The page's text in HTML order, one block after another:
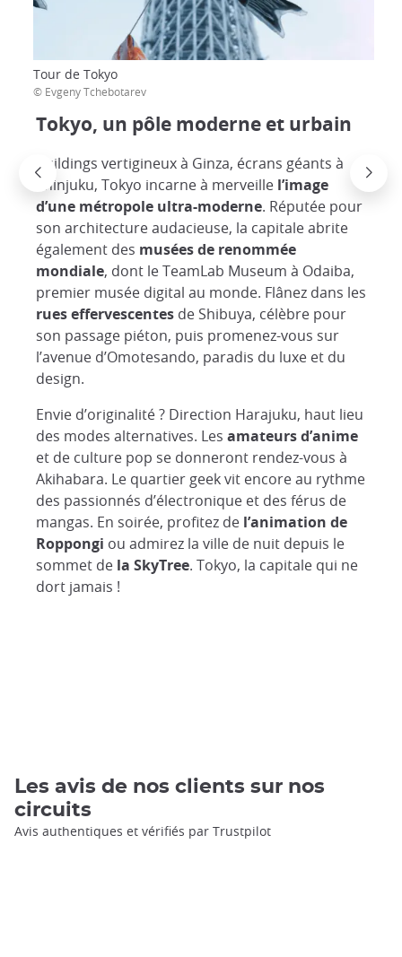
Tour de Tokyo
© Evgeny Tchebotarev
Tokyo, un pôle moderne et urbain
Buildings vertigineux à Ginza, écrans géants à
Shinjuku, Tokyo incarne à merveille l’image
d’une métropole ultra-moderne. Réputée pour
son architecture audacieuse, la capitale abrite
également des musées de renommée
mondiale, dont le TeamLab Museum à Odaiba,
premier musée digital au monde. Flânez dans les
rues effervescentes de Shibuya, célèbre pour
son passage piéton, puis promenez-vous sur
l’avenue d’Omotesando, paradis du luxe et du
design.
Envie d’originalité ? Direction Harajuku, haut lieu
des modes alternatives. Les amateurs d’anime
et de culture pop se donneront rendez-vous à
Akihabara. Le quartier geek vit encore au rythme
des passionnés d’électronique et des férus de
mangas. En soirée, profitez de l’animation de
Roppongi ou admirez la ville de nuit depuis le
sommet de la SkyTree. Tokyo, la capitale qui ne
dort jamais !
Les avis de nos clients sur nos
circuits
Avis authentiques et vérifiés par Trustpilot